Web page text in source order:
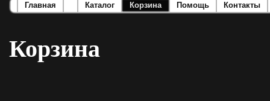
Главная Каталог Корзина Помощь Контакты
Корзина